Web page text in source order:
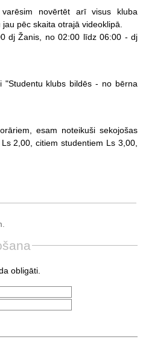
novērtēt arī visus kluba
pēc skaita otrajā videoklipā.
dj Žanis, no 02:00 līdz 06:00 - dj
"Studentu klubs bildēs - no bērna
esam noteikuši sekojošas
2,00, citiem studentiem Ls 3,00,
obligāti.